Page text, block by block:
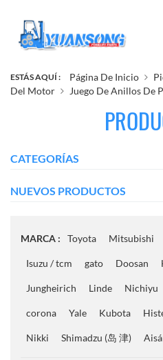
ESTÁS AQUÍ : Página De Inicio
Del Motor
Juego De Anillos De
CATEGORÍAS
NUEVOS PRODUCTOS
MARCA : Toyota Mitsubishi
Isuzu / tcm gato Doosan
Jungheirich Linde Nichiyu
corona Yale Kubota
Nikki Shimadzu (岛 津)